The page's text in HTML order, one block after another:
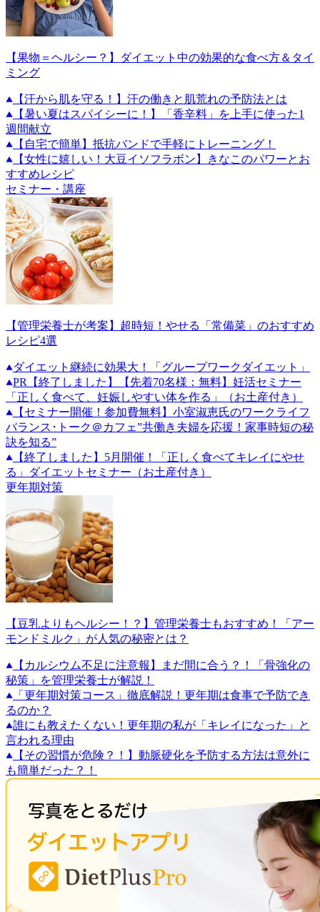
【果物＝ヘルシー？】ダイエット中の効果的な食べ方＆タイ
ミング
【汗から肌を守る！】汗の働きと肌荒れの予防法とは
【暑い夏はスパイシーに！】「香辛料」を上手に使った1
週間献立
【自宅で簡単】抵抗バンドで手軽にトレーニング！
【女性に嬉しい！大豆イソフラボン】きなこのパワーとお
すすめレシピ
セミナー・講座
【管理栄養士が考案】超時短！やせる「常備菜」のおすすめ
レシピ4選
ダイエット継続に効果大！「グループワークダイエット」
PR
【終了しました】【先着70名様：無料】妊活セミナー
「正しく食べて、妊娠しやすい体を作る」（お土産付き）
【セミナー開催！参加費無料】小室淑恵氏のワークライフ
バランス･トーク＠カフェ”共働き夫婦を応援！家事時短の秘
訣を知る”
【終了しました】5月開催！「正しく食べてキレイにやせ
る」ダイエットセミナー（お土産付き）
更年期対策
【豆乳よりもヘルシー！？】管理栄養士もおすすめ！「アー
モンドミルク」が人気の秘密とは？
【カルシウム不足に注意報】まだ間に合う？！「骨強化の
秘策」を管理栄養士が解説！
「更年期対策コース」徹底解説！更年期は食事で予防でき
るのか？
誰にも教えたくない！更年期の私が「キレイになった」と
言われる理由
【その習慣が危険？！】動脈硬化を予防する方法は意外に
も簡単だった？！